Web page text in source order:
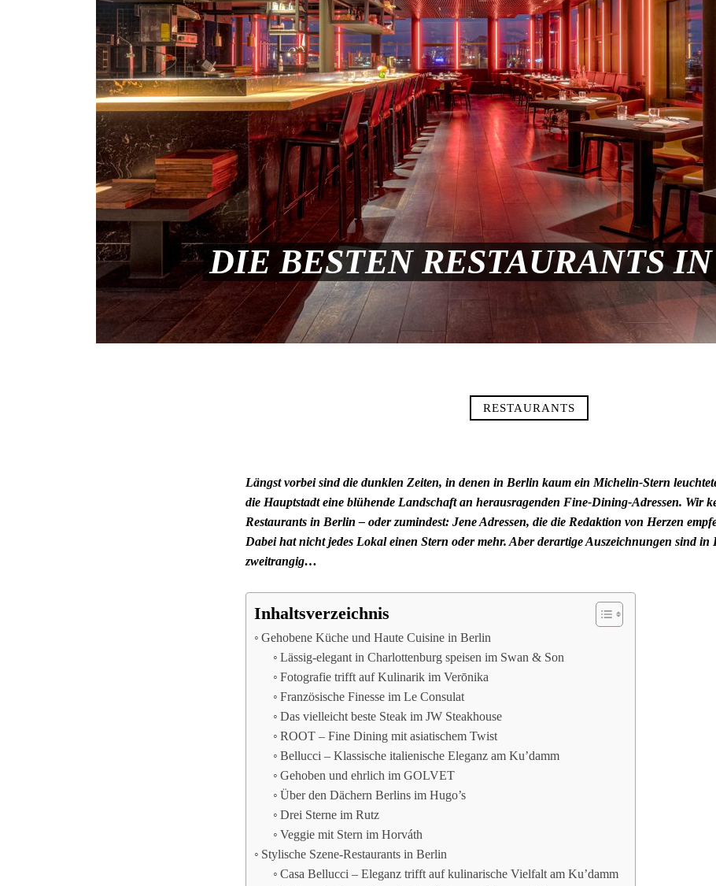
DIE BESTEN RESTAURANTS
RESTAURANTS
Längst vorbei sind die dunklen Zeiten, in denen in Berlin kaum ein Michelin-Stern
die Hauptstadt eine blühende Landschaft an herausragenden Fine-Dining-Adressen. Wir
Restaurants in Berlin – oder zumindest: Jene Adressen, die die Redaktion von Herzen
Dabei hat nicht jedes Lokal einen Stern oder mehr. Aber derartige Auszeichnungen sind
zweitrangig…
Inhaltsverzeichnis
Gehobene Küche und Haute Cuisine in Berlin
Lässig-elegant in Charlottenburg speisen im Swan & Son
Fotografie trifft auf Kulinarik im Verōnika
Französische Finesse im Le Consulat
Das vielleicht beste Steak im JW Steakhouse
ROOT – Fine Dining mit asiatischem Twist
Bellucci – Klassische italienische Eleganz am Ku’damm
Gehoben und ehrlich im GOLVET
Über den Dächern Berlins im Hugo’s
Drei Sterne im Rutz
Veggie mit Stern im Horváth
Stylische Szene-Restaurants in Berlin
Casa Bellucci – Eleganz trifft auf kulinarische Vielfalt am Ku’damm